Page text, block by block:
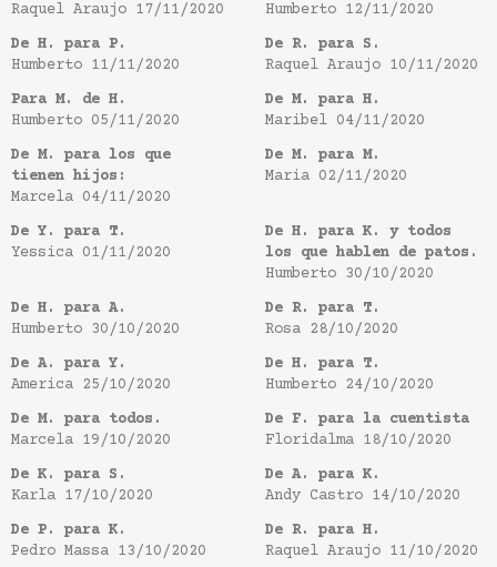
Raquel Araujo 17/11/2020
Humberto 12/11/2020
De H. para P.
Humberto 11/11/2020
De R. para S.
Raquel Araujo 10/11/2020
Para M. de H.
Humberto 05/11/2020
De M. para H.
Maribel 04/11/2020
De M. para los que
tienen hijos:
Marcela 04/11/2020
De M. para M.
Maria 02/11/2020
De Y. para T.
Yessica 01/11/2020
De H. para K. y todos
los que hablen de patos.
Humberto 30/10/2020
De H. para A.
Humberto 30/10/2020
De R. para T.
Rosa 28/10/2020
De A. para Y.
America 25/10/2020
De H. para T.
Humberto 24/10/2020
De M. para todos.
Marcela 19/10/2020
De F. para la cuentista
Floridalma 18/10/2020
De K. para S.
Karla 17/10/2020
De A. para K.
Andy Castro 14/10/2020
De P. para K.
Pedro Massa 13/10/2020
De R. para H.
Raquel Araujo 11/10/2020